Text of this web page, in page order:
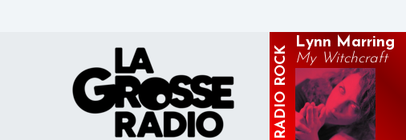
RADIO
ROCK
Lynn Marring
My Witchcraft